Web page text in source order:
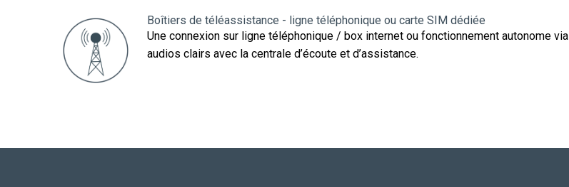
Boîtiers de téléassistance - ligne téléphonique ou carte SIM dédiée
Une connexion sur ligne téléphonique / box internet ou fonctionnement autonome
audios clairs avec la centrale d’écoute et d’assistance.